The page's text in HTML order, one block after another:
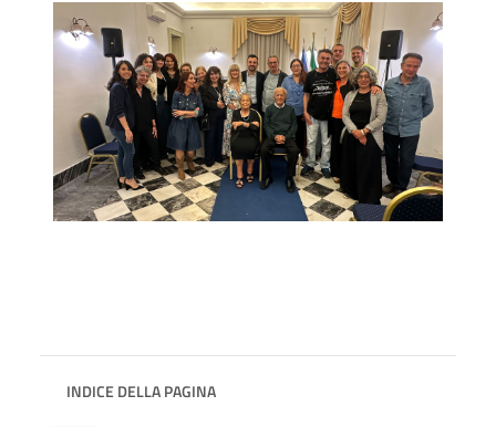
INDICE DELLA PAGINA